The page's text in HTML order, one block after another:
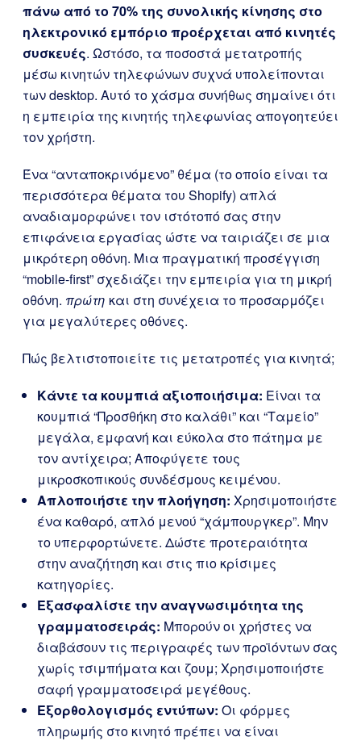
πάνω από το 70% της συνολικής κίνησης στο
ηλεκτρονικό εμπόριο προέρχεται από κινητές
συσκευές. Ωστόσο, τα ποσοστά μετατροπής
μέσω κινητών τηλεφώνων συχνά υπολείπονται
των desktop. Αυτό το χάσμα συνήθως σημαίνει ότι
η εμπειρία της κινητής τηλεφωνίας απογοητεύει
τον χρήστη.
Ένα “ανταποκρινόμενο” θέμα (το οποίο είναι τα
περισσότερα θέματα του Shopify) απλά
αναδιαμορφώνει τον ιστότοπό σας στην
επιφάνεια εργασίας ώστε να ταιριάζει σε μια
μικρότερη οθόνη. Μια πραγματική προσέγγιση
“mobile-first” σχεδιάζει την εμπειρία για τη μικρή
οθόνη. πρώτη και στη συνέχεια το προσαρμόζει
για μεγαλύτερες οθόνες.
Πώς βελτιστοποιείτε τις μετατροπές για κινητά;
Κάντε τα κουμπιά αξιοποιήσιμα: Είναι τα
κουμπιά “Προσθήκη στο καλάθι” και “Ταμείο”
μεγάλα, εμφανή και εύκολα στο πάτημα με
τον αντίχειρα; Αποφύγετε τους
μικροσκοπικούς συνδέσμους κειμένου.
Απλοποιήστε την πλοήγηση: Χρησιμοποιήστε
ένα καθαρό, απλό μενού “χάμπουργκερ”. Μην
το υπερφορτώνετε. Δώστε προτεραιότητα
στην αναζήτηση και στις πιο κρίσιμες
κατηγορίες.
Εξασφαλίστε την αναγνωσιμότητα της
γραμματοσειράς: Μπορούν οι χρήστες να
διαβάσουν τις περιγραφές των προϊόντων σας
χωρίς τσιμπήματα και ζουμ; Χρησιμοποιήστε
σαφή γραμματοσειρά μεγέθους.
Εξορθολογισμός εντύπων: Οι φόρμες
πληρωμής στο κινητό πρέπει να είναι